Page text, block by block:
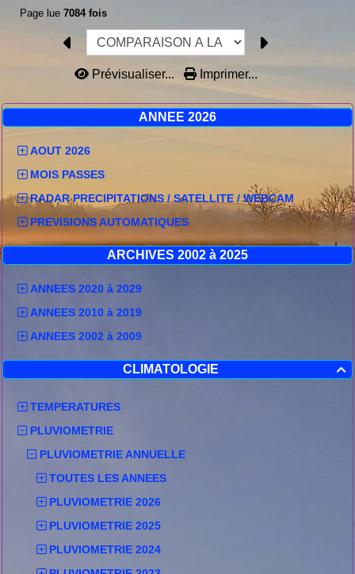
ANNEE 2026
AOUT 2026
MOIS PASSES
RADAR PRECIPITATIONS / SATELLITE / WEBCAM
PREVISIONS AUTOMATIQUES
ARCHIVES 2002 à 2025
ANNEES 2020 à 2029
ANNEES 2010 à 2019
ANNEES 2002 à 2009

CLIMATOLOGIE
TEMPERATURES
PLUVIOMETRIE
PLUVIOMETRIE ANNUELLE
TOUTES LES ANNEES
PLUVIOMETRIE 2026
PLUVIOMETRIE 2025
PLUVIOMETRIE 2024
Page lue 7084 fois
Prévisualiser... Imprimer...